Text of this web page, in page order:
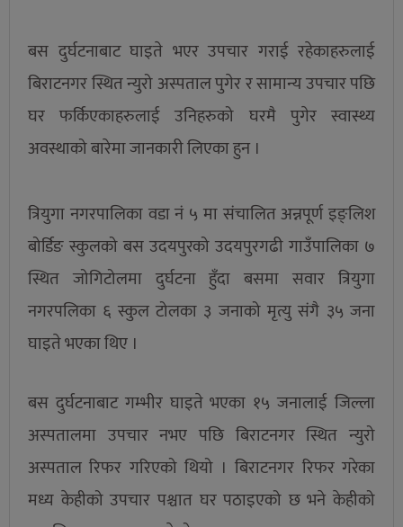
बस दुर्घटनाबाट घाइते भएर उपचार गराई रहेकाहरुलाई
बिराटनगर स्थित न्युरो अस्पताल पुगेर र सामान्य उपचार पछि
घर फर्किएकाहरुलाई उनिहरुको घरमै पुगेर स्वास्थ्य
अवस्थाको बारेमा जानकारी लिएका हुन ।
त्रियुगा नगरपालिका वडा नं ५ मा संचालित अन्नपूर्ण इङ्लिश
बोर्डिङ स्कुलको बस उदयपुरको उदयपुरगढी गाउँपालिका ७
स्थित जोगिटोलमा दुर्घटना हुँदा बसमा सवार त्रियुगा
नगरपलिका ६ स्कुल टोलका ३ जनाको मृत्यु संगै ३५ जना
घाइते भएका थिए ।
बस दुर्घटनाबाट गम्भीर घाइते भएका १५ जनालाई जिल्ला
अस्पतालमा उपचार नभए पछि बिराटनगर स्थित न्युरो
अस्पताल रिफर गरिएको थियो । बिराटनगर रिफर गरेका
मध्य केहीको उपचार पश्चात घर पठाइएको छ भने केहीको